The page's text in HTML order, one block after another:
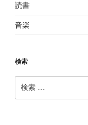
読書
音楽
検索
索: